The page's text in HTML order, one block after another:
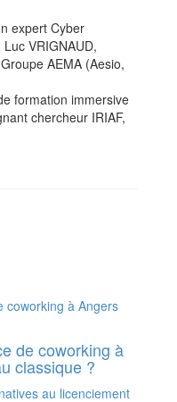
expert Cyber
VRIGNAUD,
AEMA (Aesio,
formation immersive
chercheur IRIAF,
de coworking à
classique ?